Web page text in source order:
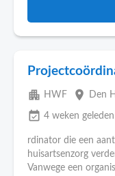
apartment HWF place Den
event_available 4 weken geleden
rdinator die een
huisartsenzorg
Vanwege een